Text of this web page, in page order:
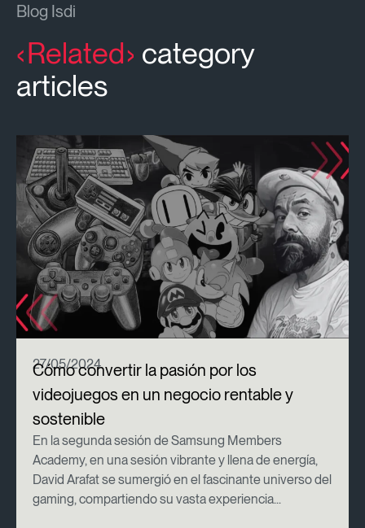
Blog Isdi
Related category
articles
27/05/2024
Cómo convertir la pasión por los
videojuegos en un negocio rentable y
sostenible
En la segunda sesión de Samsung Members
Academy, en una sesión vibrante y llena de energía,
David Arafat se sumergió en el fascinante universo del
gaming, compartiendo su vasta experiencia...